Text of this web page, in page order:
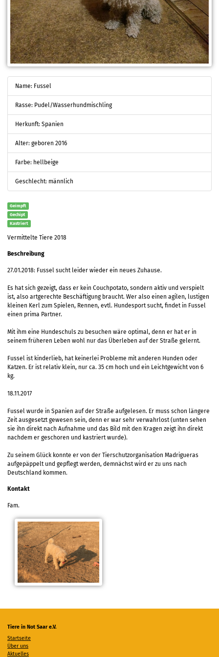
Name: Fussel
Rasse: Pudel/Wasserhundmischling
Herkunft: Spanien
Alter: geboren 2016
Farbe: hellbeige
Geschlecht: männlich
Geimpft
Gechipt
Kastriert
Vermittelte Tiere 2018
Beschreibung
27.01.2018: Fussel sucht leider wieder ein neues Zuhause.
Es hat sich gezeigt, dass er kein Couchpotato, sondern aktiv und verspielt
ist, also artgerechte Beschäftigung braucht. Wer also einen agilen, lustigen
kleinen Kerl zum Spielen, Rennen, evtl. Hundesport sucht, findet in Fussel
einen prima Partner.
Mit ihm eine Hundeschuls zu besuchen wäre optimal, denn er hat er in
seinem früheren Leben wohl nur das Überleben auf der Straße gelernt.
Fussel ist kinderlieb, hat keinerlei Probleme mit anderen Hunden oder
Katzen. Er ist relativ klein, nur ca. 35 cm hoch und ein Leichtgewicht von 6
kg.
18.11.2017
Fussel wurde in Spanien auf der Straße aufgelesen. Er muss schon längere
Zeit ausgesetzt gewesen sein, denn er war sehr verwahrlost (unten sehen
sie ihn direkt nach Aufnahme und das Bild mit den Kragen zeigt ihn direkt
nachdem er geschoren und kastriert wurde).
Zu seinem Glück konnte er von der Tierschutzorganisation Madrigueras
aufgepäppelt und gepflegt werden, demnächst wird er zu uns nach
Deutschland kommen.
Kontakt
Fam.
Tiere in Not Saar e.V.
Startseite
Über uns
Aktuelles